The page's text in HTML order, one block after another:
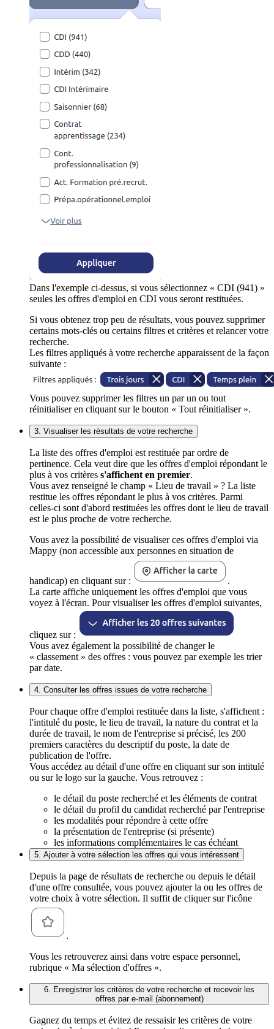
Dans l'exemple ci-dessus, si vous sélectionnez « CDI (941) »
seules les offres d'emploi en CDI vous seront restituées.
Si vous obtenez trop peu de résultats, vous pouvez supprimer
certains mots-clés ou certains filtres et critères et relancer votre
recherche.
Les filtres appliqués à votre recherche apparaissent de la façon
suivante :
Vous pouvez supprimer les filtres un par un ou tout
réinitialiser en cliquant sur le bouton « Tout réinitialiser ».
3. Visualiser les résultats de votre recherche
La liste des offres d'emploi est restituée par ordre de
pertinence. Cela veut dire que les offres d'emploi répondant le
plus à vos critères s'affichent en premier.
Vous avez renseigné le champ « Lieu de travail » ? La liste
restitue les offres répondant le plus à vos critères. Parmi
celles-ci sont d'abord restituées les offres dont le lieu de travail
est le plus proche de votre recherche.
Vous avez la possibilité de visualiser ces offres d'emploi via
Mappy (non accessible aux personnes en situation de
handicap) en cliquant sur :
.
La carte affiche uniquement les offres d'emploi que vous
voyez à l'écran. Pour visualiser les offres d'emploi suivantes,
cliquez sur :
Vous avez également la possibilité de changer le
« classement » des offres : vous pouvez par exemple les trier
par date.
4. Consulter les offres issues de votre recherche
Pour chaque offre d'emploi restituée dans la liste, s'affichent :
l'intitulé du poste, le lieu de travail, la nature du contrat et la
durée de travail, le nom de l'entreprise si précisé, les 200
premiers caractères du descriptif du poste, la date de
publication de l'offre.
Vous accédez au détail d'une offre en cliquant sur son intitulé
ou sur le logo sur la gauche. Vous retrouvez :
le détail du poste recherché et les éléments de contrat
le détail du profil du candidat recherché par l'entreprise
les modalités pour répondre à cette offre
la présentation de l'entreprise (si présente)
les informations complémentaires le cas échéant
5. Ajouter à votre sélection les offres qui vous intéressent
Depuis la page de résultats de recherche ou depuis le détail
d'une offre consultée, vous pouvez ajouter la ou les offres de
votre choix à votre sélection. Il suffit de cliquer sur l'icône
.
Vous les retrouverez ainsi dans votre espace personnel,
rubrique « Ma sélection d'offres ».
6. Enregistrer les critères de votre recherche et recevoir les
offres par e-mail (abonnement)
Gagnez du temps et évitez de ressaisir les critères de votre